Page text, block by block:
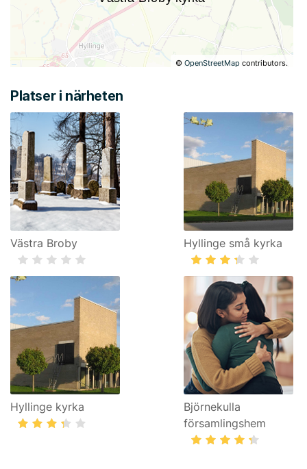
©OpenStreetMap contributors.
Platser i närheten
Västra Broby Hyllinge små kyrka
Hyllinge kyrka
Björnekulla
församlingshem